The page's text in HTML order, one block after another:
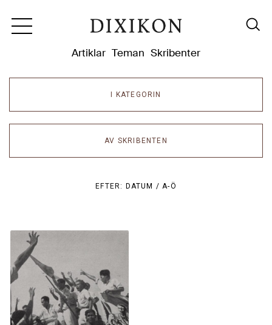
Artiklar Teman Skribenter
I KATEGORIN
AV SKRIBENTEN
EFTER: DATUM /A-Ö